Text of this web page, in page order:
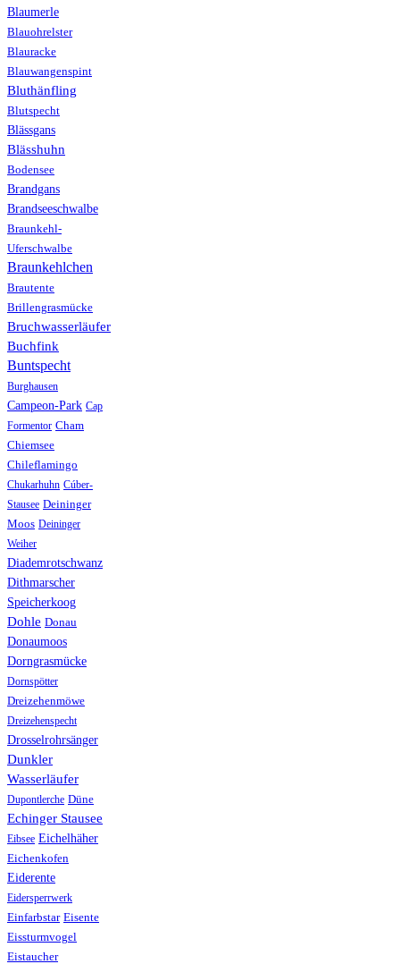
Blaumerle
Blauohrelster
Blauracke
Blauwangenspint
Bluthänfling
Blutspecht
Blässgans
Blässhuhn
Bodensee
Brandgans
Brandseeschwalbe
Braunkehl-
Uferschwalbe
Braunkehlchen
Brautente
Brillengrasmücke
Bruchwasserläufer
Buchfink
Buntspecht
Burghausen
Campeon-Park Cap
Formentor Cham
Chiemsee
Chileflamingo
Chukarhuhn Cúber-
Stausee Deininger
Moos Deininger
Weiher
Diademrotschwanz
Dithmarscher
Speicherkoog
Dohle Donau
Donaumoos
Dorngrasmücke
Dornspötter
Dreizehenmöwe
Dreizehenspecht
Drosselrohrsänger
Dunkler
Wasserläufer
Dupontlerche Düne
Echinger Stausee
Eibsee Eichelhäher
Eichenkofen
Eiderente
Eidersperrwerk
Einfarbstar Eisente
Eissturmvogel
Eistaucher